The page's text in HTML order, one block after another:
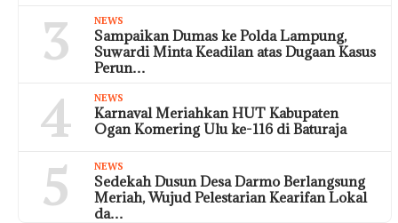
3 NEWS
Sampaikan Dumas ke Polda Lampung,
Suwardi Minta Keadilan atas Dugaan Kasus
Perun…
4 NEWS
Karnaval Meriahkan HUT Kabupaten
Ogan Komering Ulu ke-116 di Baturaja
5 NEWS
Sedekah Dusun Desa Darmo Berlangsung
Meriah, Wujud Pelestarian Kearifan Lokal
da…